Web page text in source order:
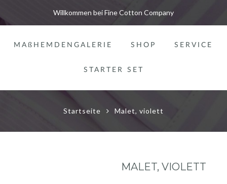
Willkommen bei Fine Cotton Company
MAßHEMDENGALERIE SHOP SERVICE
STARTER SET
Startseite Malet, violett
MALET, VIOLETT